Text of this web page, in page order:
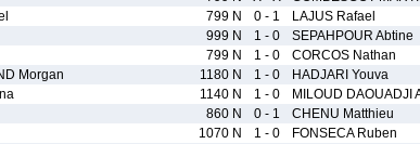
799 N 0 - 1 LAJUS Rafael
999 N 1 - 0 SEPAHPOUR Abtine
799 N 1 - 0 CORCOS Nathan
Morgan 1180 N 1 - 0 HADJARI Youva
1140 N 1 - 0 MILOUD DAOUADJI
860 N 0 - 1 CHENU Matthieu
1070 N 1 - 0 FONSECA Ruben